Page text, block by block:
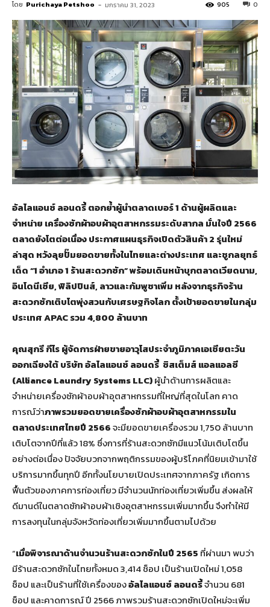
โดย Purichaya Petshoo - มกราคม 31, 2023 0
905
อัลไลแอนซ์ ลอนดรี้ ตอกย้ำผู้นำตลาดเบอร์ 1 ด้านผู้ผลิตและ
จำหน่าย เครื่องซักผ้าอบผ้าอุตสาหกรรมระดับสากล มั่นใจปี 2566
ตลาดยังโตต่อเนื่อง ประกาศแผนธุรกิจเปิดตัวสินค้า 2 รุ่นใหม่
ล่าสุด หวังลุยปั๊มยอดขายทั้งในไทยและต่างประเทศ และชูกลยุทธ์
เด็ด “1 อำเภอ 1 ร้านสะดวกซัก” พร้อมเดินหน้าบุกตลาดเวียดนาม,
อินโดนีเซีย, ฟิลิปปินส์, ลาวและกัมพูชาเพิ่ม หลังจากธุรกิจร้าน
สะดวกซักเติบโตพุ่งสวนกับเศรษฐกิจโลก ตั้งเป้ายอดขายในกลุ่ม
ประเทศ APAC รวม 4,800 ล้านบาท
คุณสุกรี กีไร ผู้จัดการฝ่ายขายอาวุโสประจำภูมิภาคเอเชียตะวัน
ออกเฉียงใต้ บริษัท อัลไลแอนซ์ ลอนดรี้ ซิสเต็มส์ แอลแอลซี
(Alliance Laundry Systems LLC)ผู้นำด้านการผลิตและ
จำหน่ายเครื่องซักผ้าอบผ้าอุตสาหกรรมที่ใหญ่ที่สุดในโลก คาด
การณ์ว่าภาพรวมยอดขายเครื่องซักผ้าอบผ้าอุตสาหกรรมใน
ตลาดประเทศไทยปี 2566จะมียอดขายเครื่องรวม 1,750 ล้านบาท
เติบโตจากปีที่แล้ว 18% ซึ่งการที่ร้านสะดวกซักมีแนวโน้มเติบโตขึ้น
อย่างต่อเนื่อง ปัจจัยบวกจากพฤติกรรมของผู้บริโภคที่นิยมเข้ามาใช้
บริการมากขึ้นทุกปี อีกทั้งนโยบายเปิดประเทศจากภาครัฐ เกิดการ
ฟื้นตัวของภาคการท่องเที่ยว มีจำนวนนักท่องเที่ยวเพิ่มขึ้น ส่งผลให้
ดีมานด์ในตลาดซักผ้าอบผ้าเชิงอุตสาหกรรมเพิ่มมากขึ้น จึงทำให้มี
การลงทุนในกลุ่มจังหวัดท่องเที่ยวเพิ่มมากขึ้นตามไปด้วย
“เมื่อพิจารณาด้านจำนวนร้านสะดวกซักในปี 2565 ที่ผ่านมา พบว่า
มีร้านสะดวกซักในไทยทั้งหมด 3,414 ช็อป เป็นร้านเปิดใหม่ 1,058
ช็อป และเป็นร้านที่ใช้เครื่องของอัลไลแอนซ์ ลอนดรี้จำนวน 681
ช็อป และคาดการณ์ ปี 2566 ภาพรวมร้านสะดวกซักเปิดใหม่จะเพิ่ม